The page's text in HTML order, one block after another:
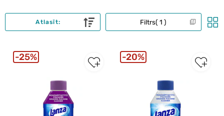
Filtrs 1
Atlasīt:
25% 20%